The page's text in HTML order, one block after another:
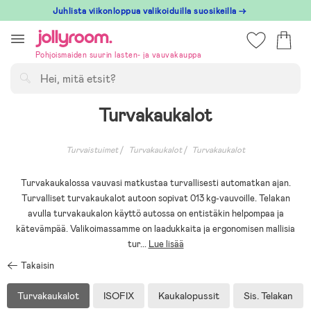
till
innehållet
Juhlista viikonloppua valikoiduilla suosikeilla →
Pohjoismaiden suurin lasten- ja vauvakauppa
Turvakaukalot
Turvaistuimet Turvakaukalot Turvakaukalot
Turvakaukalossa vauvasi matkustaa turvallisesti automatkan ajan.
Turvalliset turvakaukalot autoon sopivat 013 kg-vauvoille. Telakan
avulla turvakaukalon käyttö autossa on entistäkin helpompaa ja
kätevämpää. Valikoimassamme on laadukkaita ja ergonomisen mallisia
tur... Lue lisää
Takaisin
Turvakaukalot ISOFIX Kaukalopussit Sis. Telakan